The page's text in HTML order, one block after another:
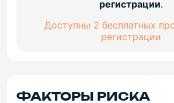
регистрации.
Доступны 2 бесплатных
регистрации
ФАКТОРЫ РИСКА